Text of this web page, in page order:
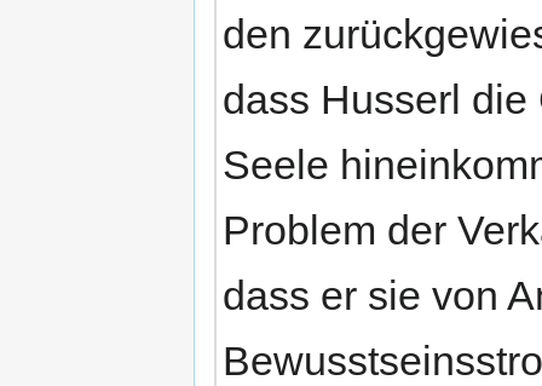
den
dass Husserl
Seele
Problem der
dass er sie von